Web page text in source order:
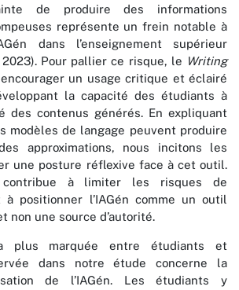
de produire des informations
représente un frein notable à
dans l’enseignement supérieur
Pour pallier ce risque, le Writing
un usage critique et éclairé
la capacité des étudiants à
des contenus générés. En expliquant
modèles de langage peuvent produire
approximations, nous incitons les
une posture réflexive face à cet outil.
contribue à limiter les risques de
positionner l’IAGén comme un outil
non une source d’autorité.
plus marquée entre étudiants et
dans notre étude concerne la
de l’IAGén. Les étudiants y